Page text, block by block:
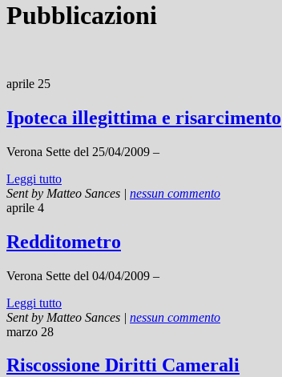
Pubblicazioni
aprile 25
Ipoteca illegittima e risarcimento
Verona Sette del 25/04/2009 –
Leggi tutto
Sent by Matteo Sances | nessun commento
aprile 4
Redditometro
Verona Sette del 04/04/2009 –
Leggi tutto
Sent by Matteo Sances | nessun commento
marzo 28
Riscossione Diritti Camerali